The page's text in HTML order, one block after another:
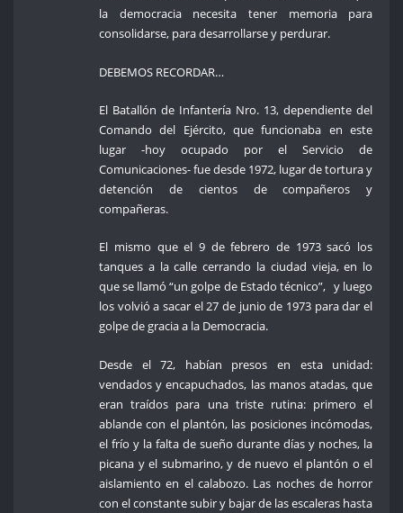
la democracia necesita tener memoria para
consolidarse, para desarrollarse y perdurar.
DEBEMOS RECORDAR…
El Batallón de Infantería Nro. 13, dependiente del
Comando del Ejército, que funcionaba en este
lugar -hoy ocupado por el Servicio de
Comunicaciones- fue desde 1972, lugar de tortura y
detención de cientos de compañeros y
compañeras.
El mismo que el 9 de febrero de 1973 sacó los
tanques a la calle cerrando la ciudad vieja, en lo
que se llamó “un golpe de Estado técnico”, y luego
los volvió a sacar el 27 de junio de 1973 para dar el
golpe de gracia a la Democracia.
Desde el 72, habían presos en esta unidad:
vendados y encapuchados, las manos atadas, que
eran traídos para una triste rutina: primero el
ablande con el plantón, las posiciones incómodas,
el frío y la falta de sueño durante días y noches, la
picana y el submarino, y de nuevo el plantón o el
aislamiento en el calabozo. Las noches de horror
con el constante subir y bajar de las escaleras hasta